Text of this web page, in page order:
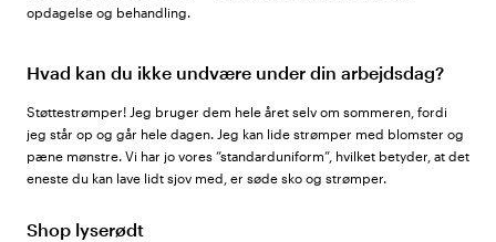
opdagelse og behandling.
Hvad kan du ikke undvære under din arbejdsdag?
Støttestrømper! Jeg bruger dem hele året selv om sommeren, fordi
jeg står op og går hele dagen. Jeg kan lide strømper med blomster og
pæne mønstre. Vi har jo vores ”standarduniform”, hvilket betyder, at det
eneste du kan lave lidt sjov med, er søde sko og strømper.
Shop lyserødt